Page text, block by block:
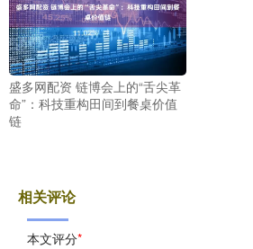
盛多网配资 链博会上的“舌尖革
命”：科技重构田间到餐桌价值
链
相关评论
本文评分*